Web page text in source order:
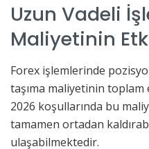
Uzun Vadeli
Maliyetinin
Forex işlemlerinde
taşıma maliyetinin
2026 koşullarında bu
tamamen ortadan
ulaşabilmektedir.